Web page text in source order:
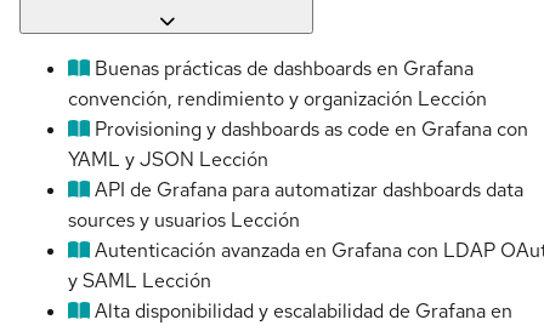
Buenas prácticas de dashboards en Grafana
convención, rendimiento y organización Lección
Provisioning y dashboards as code en Grafana con
YAML y JSON Lección
API de Grafana para automatizar dashboards data
sources y usuarios Lección
Autenticación avanzada en Grafana con LDAP
y SAML Lección
Alta disponibilidad y escalabilidad de Grafana en